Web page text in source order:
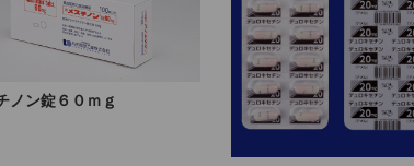
ノン錠６０ｍｇ